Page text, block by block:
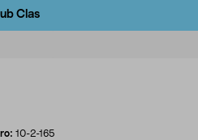
Clas
10-2-165